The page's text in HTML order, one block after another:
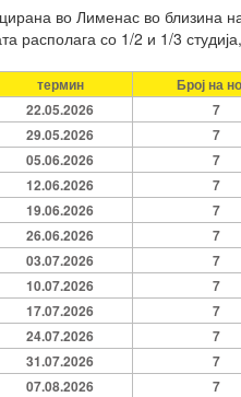
во Лименас во близина
располага со 1/2 и 1/3
термин Број на
22.05.2026
7
29.05.2026
7
05.06.2026
7
12.06.2026
7
19.06.2026
7
26.06.2026
7
03.07.2026
7
10.07.2026
7
17.07.2026
7
24.07.2026
7
31.07.2026
7
07.08.2026
7